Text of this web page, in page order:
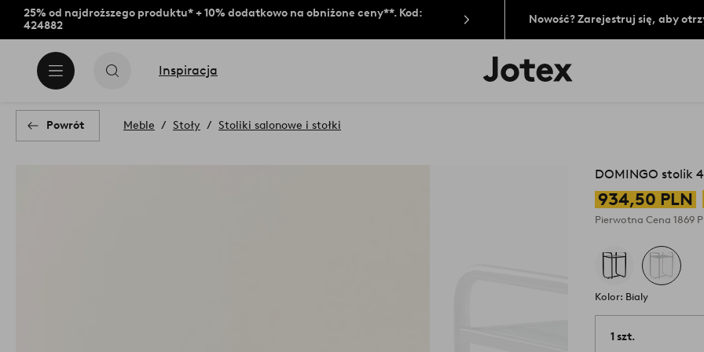
25% od najdroższego produktu* + 10% dodatkowo na obniżone ceny**. Kod:
424882
Nowość? Zarejestruj się, aby
Inspiracja
Logo
Jotex
Powrót Meble Stoły Stoliki salonowe i stołki
DOMINGO stolik
934,50 PLN
Pierwotna Cena1869
Kolor: Bialy
1 szt.